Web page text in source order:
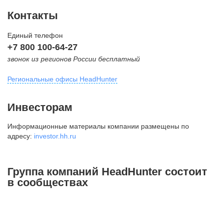
Контакты
Единый телефон
+7 800 100-64-27
звонок из регионов России бесплатный
Региональные офисы HeadHunter
внутригородская территория
Муниципальный округ Тверской,
2-я Брестская ул., д. 48,
+7 495 980-64-27
Инвесторам
Информационные материалы компании размещены по
адресу: investor.hh.ru
Группа компаний HeadHunter состоит
в сообществах